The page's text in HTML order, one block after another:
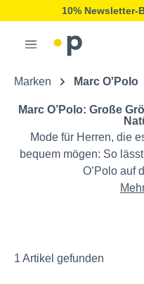
10% Newsletter-
Marken Marc O'Polo
Marc O’Polo: Große
Mode für Herren, die
bequem mögen: So
O’Polo auf
1 Artikel gefunden